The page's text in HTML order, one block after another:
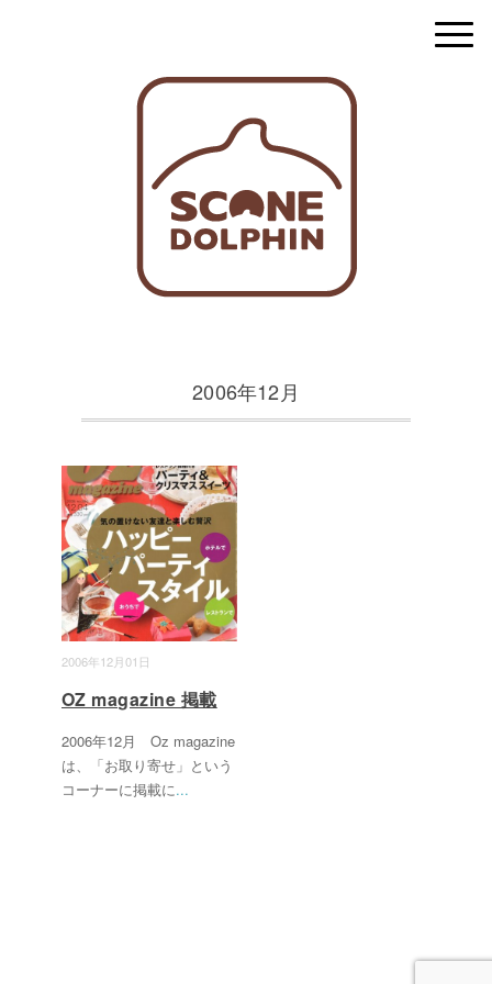
2006年12月
2006年12月01日
OZ magazine 掲載
2006年12月 Oz magazine
は、「お取り寄せ」という
コーナーに掲載に...